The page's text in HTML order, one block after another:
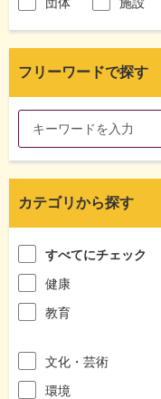
フリーワードで探す
カテゴリから探す
すべてにチェック
健康
教育
文化・芸術
環境